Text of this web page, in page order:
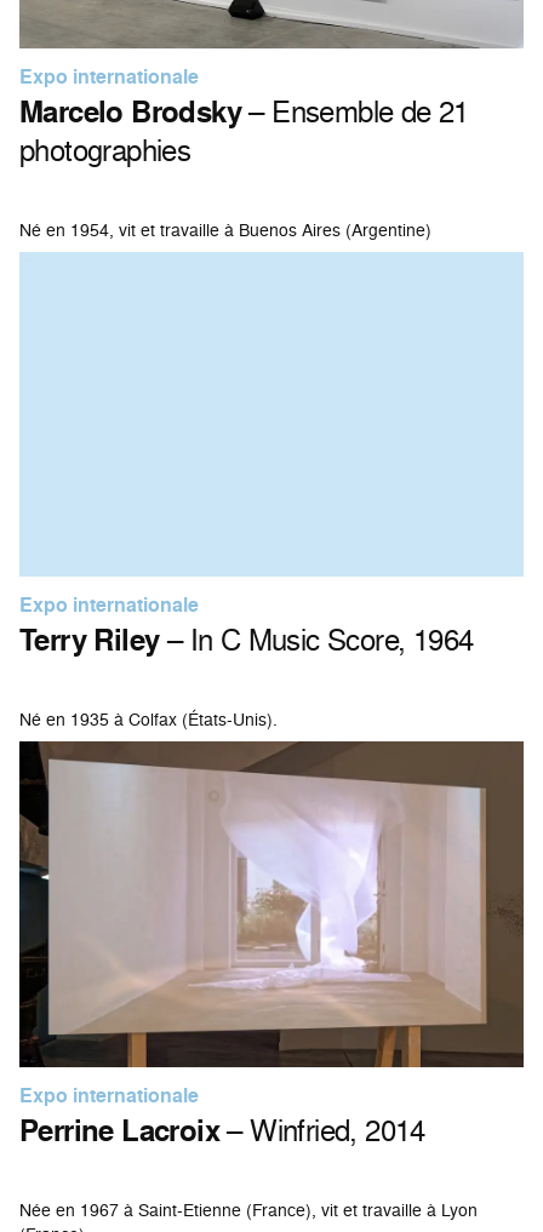
Expo internationale
Marcelo Brodsky– Ensemble de 21
photographies
Né en 1954, vit et travaille à Buenos Aires (Argentine)
Expo internationale
Terry Riley– In C Music Score, 1964
Né en 1935 à Colfax (États-Unis).
Expo internationale
Perrine Lacroix– Winfried, 2014
Née en 1967 à Saint-Etienne (France), vit et travaille à Lyon